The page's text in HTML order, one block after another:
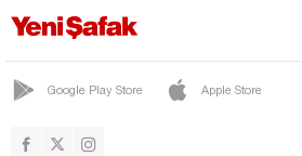
GÜMELİ
KANDİLLİ
KARAMAN
KARAPINAR
Google Play Store Apple Store